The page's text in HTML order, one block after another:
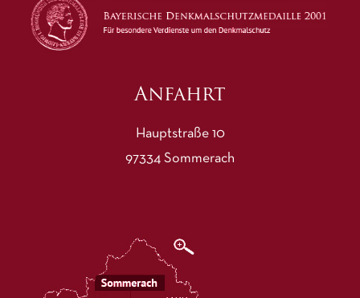
Anfahrt
Hauptstraße 10
97334 Sommerach